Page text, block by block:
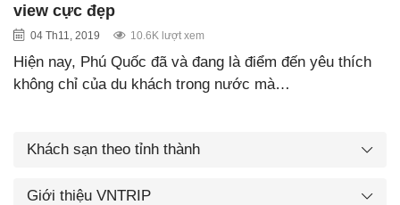
view cực đẹp
04 Th11, 2019 10.6K lượt xem
Hiện nay, Phú Quốc đã và đang là điểm đến yêu thích
không chỉ của du khách trong nước mà…
Khách sạn theo tỉnh thành
Giới thiệu VNTRIP